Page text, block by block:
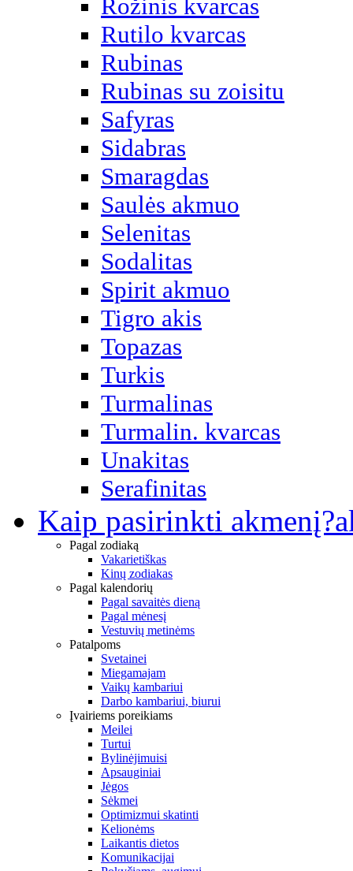
Rožinis kvarcas
Rutilo kvarcas
Rubinas
Rubinas su zoisitu
Safyras
Sidabras
Smaragdas
Saulės akmuo
Selenitas
Sodalitas
Spirit akmuo
Tigro akis
Topazas
Turkis
Turmalinas
Turmalin. kvarcas
Unakitas
Serafinitas
Kaip pasirinkti akmenį?
Pagal zodiaką
Vakarietiškas
Kinų zodiakas
Pagal kalendorių
Pagal savaitės dieną
Pagal mėnesį
Vestuvių metinėms
Patalpoms
Svetainei
Miegamajam
Vaikų kambariui
Darbo kambariui, biurui
Įvairiems poreikiams
Meilei
Turtui
Bylinėjimuisi
Apsauginiai
Jėgos
Sėkmei
Optimizmui skatinti
Kelionėms
Laikantis dietos
Komunikacijai